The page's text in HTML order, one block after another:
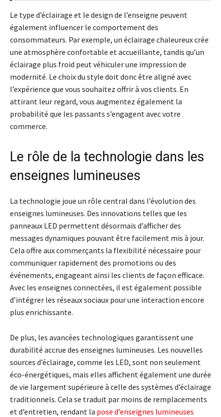
Le type d’éclairage et le design de l’enseigne peuvent
également influencer le comportement des
consommateurs. Par exemple, un éclairage chaleureux crée
une atmosphère confortable et accueillante, tandis qu’un
éclairage plus froid peut véhiculer une impression de
modernité. Le choix du style doit donc être aligné avec
l’expérience que vous souhaitez offrir à vos clients. En
attirant leur regard, vous augmentez également la
probabilité que les passants s’engagent avec votre
commerce.
Le rôle de la technologie dans les
enseignes lumineuses
La technologie joue un rôle central dans l’évolution des
enseignes lumineuses. Des innovations telles que les
panneaux LED permettent désormais d’afficher des
messages dynamiques pouvant être facilement mis à jour.
Cela offre aux commerçants la flexibilité nécessaire pour
communiquer rapidement des promotions ou des
événements, engageant ainsi les clients de façon efficace.
Avec les enseignes connectées, il est également possible
d’intégrer les réseaux sociaux pour une interaction encore
plus enrichissante.
De plus, les avancées technologiques garantissent une
durabilité accrue des enseignes lumineuses. Les nouvelles
sources d’éclairage, comme les LED, sont non seulement
éco-énergétiques, mais elles affichent également une durée
de vie largement supérieure à celle des systèmes d’éclairage
traditionnels. Cela se traduit par moins de remplacements
et d’entretien, rendant la pose d’enseignes lumineuses